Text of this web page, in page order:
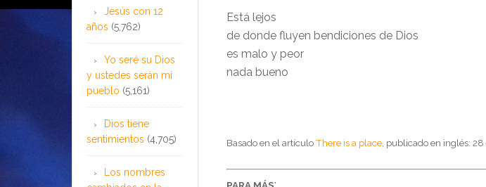
Está lejos
de donde fluyen bendiciones de Dios
es malo y peor
nada bueno
Basado en el artículoThere is a place, publicado en inglés: 28
Jesús con 12
años (5,762)
Yo seré su Dios
y ustedes serán mi
pueblo (5,161)
Dios tiene
sentimientos (4,705)
Los nombres